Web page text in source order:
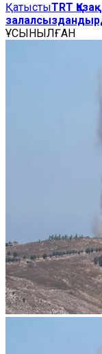
ҚатыстыTRT
ҰСЫНЫЛҒАН